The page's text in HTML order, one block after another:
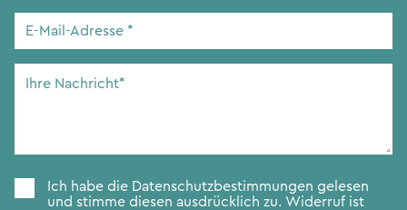
E-
Adresse*
Zustimmung*
Ich habe die Datenschutzbestimmungen gelesen
und stimme diesen ausdrücklich zu. Widerruf ist